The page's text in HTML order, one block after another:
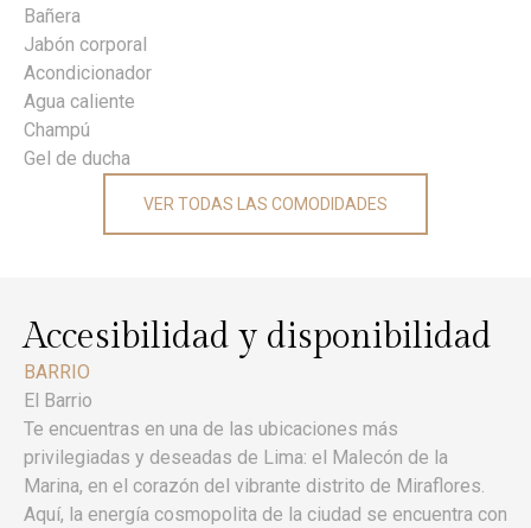
Bañera
Jabón corporal
Acondicionador
Agua caliente
Champú
Gel de ducha
VER TODAS LAS COMODIDADES
Accesibilidad y disponibilidad
BARRIO
El Barrio
Te encuentras en una de las ubicaciones más
privilegiadas y deseadas de Lima: el Malecón de la
Marina, en el corazón del vibrante distrito de Miraflores.
Aquí, la energía cosmopolita de la ciudad se encuentra con